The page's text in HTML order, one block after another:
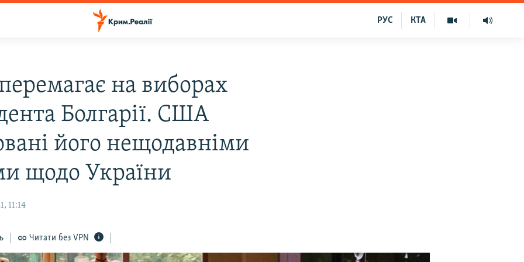
КТА
РУС
на виборах
Болгарії. США
його нещодавніми
щодо України
11:14
Читати без VPN